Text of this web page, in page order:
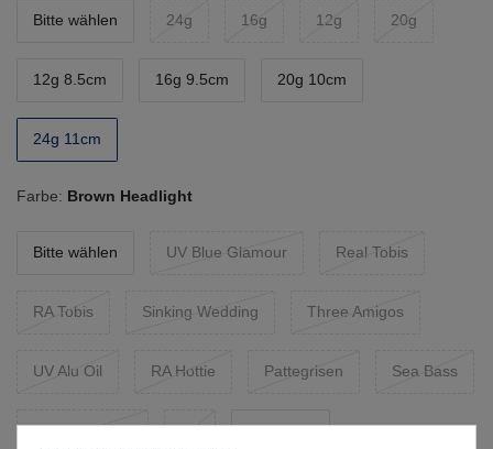
Bitte wählen 24g 16g 12g 20g
12g 8.5cm 16g 9.5cm 20g 10cm
24g 11cm
Farbe: Brown Headlight
Bitte wählen UV Blue Glamour Real Tobis
RA Tobis Sinking Wedding Three Amigos
UV Alu Oil RA Hottie Pattegrisen Sea Bass
UV Raw Silver Ag Headlight